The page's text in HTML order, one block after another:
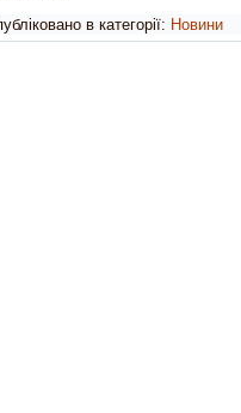
в категорії: Новини